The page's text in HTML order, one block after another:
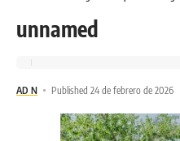
unnamed
AD N Published 24 de febrero de 2026